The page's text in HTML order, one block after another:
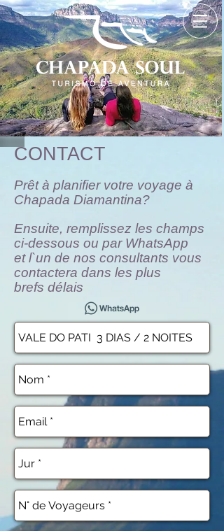
CONTACT
Prêt à planifier votre voyage à
Chapada Diamantina?
Ensuite, remplissez les champs
ci-dessous ou par WhatsApp
et l`un de nos consultants vous
contactera dans les plus
brefs délais